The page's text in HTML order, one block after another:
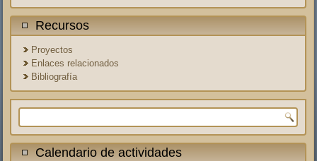
Recursos
Proyectos
Enlaces relacionados
Bibliografía
Formulario de búsqueda
Calendario de actividades